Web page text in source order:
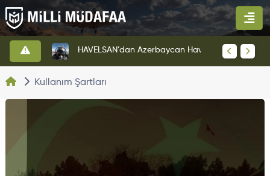
HAVELSAN’dan Azerbaycan Hava Kuvvetlerine Kritik Komuta Kontrol Sistemi İhracatı
Kullanım Şartları